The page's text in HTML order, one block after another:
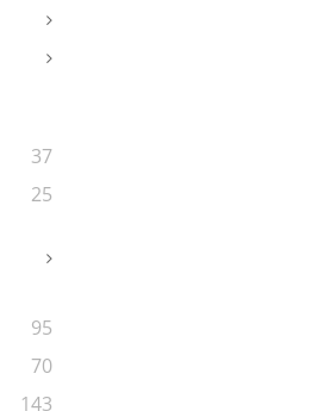
37
25
95
70
143